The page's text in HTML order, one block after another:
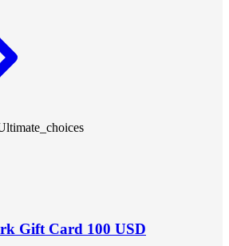
Gift Card 100 USD